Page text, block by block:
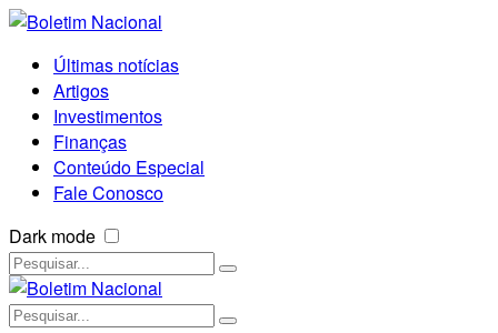
Últimas notícias
Artigos
Investimentos
Finanças
Conteúdo Especial
Fale Conosco
Dark mode